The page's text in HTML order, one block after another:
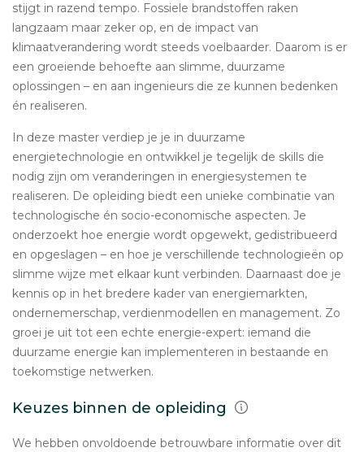
stijgt in razend tempo. Fossiele brandstoffen raken
langzaam maar zeker op, en de impact van
klimaatverandering wordt steeds voelbaarder. Daarom is er
een groeiende behoefte aan slimme, duurzame
oplossingen – en aan ingenieurs die ze kunnen bedenken
én realiseren.
In deze master verdiep je je in duurzame
energietechnologie en ontwikkel je tegelijk de skills die
nodig zijn om veranderingen in energiesystemen te
realiseren. De opleiding biedt een unieke combinatie van
technologische én socio-economische aspecten. Je
onderzoekt hoe energie wordt opgewekt, gedistribueerd
en opgeslagen – en hoe je verschillende technologieën op
slimme wijze met elkaar kunt verbinden. Daarnaast doe je
kennis op in het bredere kader van energiemarkten,
ondernemerschap, verdienmodellen en management. Zo
groei je uit tot een echte energie-expert: iemand die
duurzame energie kan implementeren in bestaande en
toekomstige netwerken.
Keuzes binnen de opleiding
We hebben onvoldoende betrouwbare informatie over dit